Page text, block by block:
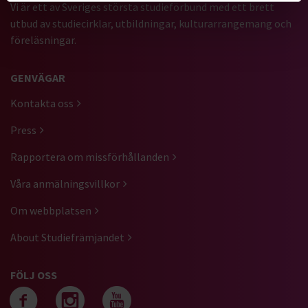
Vi är ett av Sveriges största studieförbund med ett brett
utbud av studiecirklar, utbildningar, kulturarrangemang och
föreläsningar.
GENVÄGAR
Kontakta oss
Press
Rapportera om missförhållanden
Våra anmälningsvillkor
Om webbplatsen
About Studiefrämjandet
FÖLJ OSS